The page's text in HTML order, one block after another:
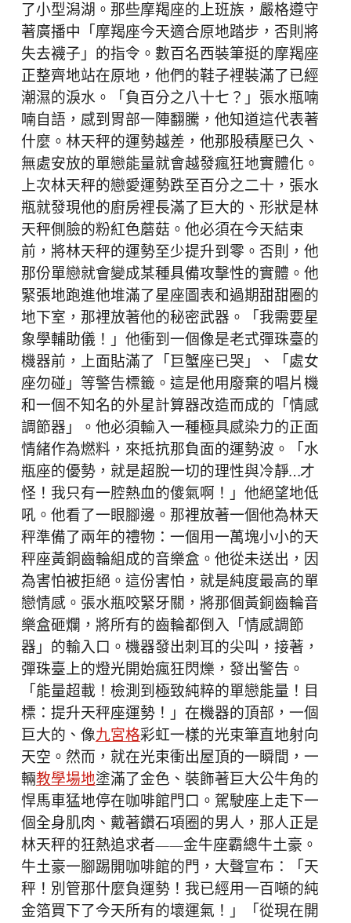
了小型潟湖。那些摩羯座的上班族，嚴格遵守
著廣播中「摩羯座今天適合原地踏步，否則將
失去襪子」的指令。數百名西裝筆挺的摩羯座
正整齊地站在原地，他們的鞋子裡裝滿了已經
潮濕的淚水。「負百分之八十七？」張水瓶喃
喃自語，感到胃部一陣翻騰，他知道這代表著
什麼。林天秤的運勢越差，他那股積壓已久、
無處安放的單戀能量就會越發瘋狂地實體化。
上次林天秤的戀愛運勢跌至百分之二十，張水
瓶就發現他的廚房裡長滿了巨大的、形狀是林
天秤側臉的粉紅色蘑菇。他必須在今天結束
前，將林天秤的運勢至少提升到零。否則，他
那份單戀就會變成某種具備攻擊性的實體。他
緊張地跑進他堆滿了星座圖表和過期甜甜圈的
地下室，那裡放著他的秘密武器。「我需要星
象學輔助儀！」他衝到一個像是老式彈珠臺的
機器前，上面貼滿了「巨蟹座已哭」、「處女
座勿碰」等警告標籤。這是他用廢棄的唱片機
和一個不知名的外星計算器改造而成的「情感
調節器」。他必須輸入一種極具感染力的正面
情緒作為燃料，來抵抗那負面的運勢波。「水
瓶座的優勢，就是超脫一切的理性與冷靜…才
怪！我只有一腔熱血的傻氣啊！」他絕望地低
吼。他看了一眼腳邊。那裡放著一個他為林天
秤準備了兩年的禮物：一個用一萬塊小小的天
秤座黃銅齒輪組成的音樂盒。他從未送出，因
為害怕被拒絕。這份害怕，就是純度最高的單
戀情感。張水瓶咬緊牙關，將那個黃銅齒輪音
樂盒砸爛，將所有的齒輪都倒入「情感調節
器」的輸入口。機器發出刺耳的尖叫，接著，
彈珠臺上的燈光開始瘋狂閃爍，發出警告。
「能量超載！檢測到極致純粹的單戀能量！目
標：提升天秤座運勢！」在機器的頂部，一個
巨大的、像九宮格彩虹一樣的光束筆直地射向
天空。然而，就在光束衝出屋頂的一瞬間，一
輛教學場地塗滿了金色、裝飾著巨大公牛角的
悍馬車猛地停在咖啡館門口。駕駛座上走下一
個全身肌肉、戴著鑽石項圈的男人，那人正是
林天秤的狂熱追求者——金牛座霸總牛土豪。
牛土豪一腳踢開咖啡館的門，大聲宣布：「天
秤！別管那什麼負運勢！我已經用一百噸的純
金箔買下了今天所有的壞運氣！」「從現在開